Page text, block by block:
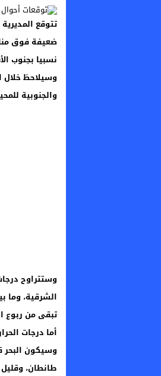
تتوقع
ضعيفة فوق
نسبيا بجنوب
وسيلاحظ
والجنوبية
تبقى من ربوع
أما درجات
وسيكون البحر
طانطان،